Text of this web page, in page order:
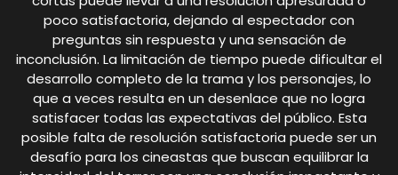
poco satisfactoria, dejando al espectador con
preguntas sin respuesta y una sensación de
inconclusión. La limitación de tiempo puede dificultar el
desarrollo completo de la trama y los personajes, lo
que a veces resulta en un desenlace que no logra
satisfacer todas las expectativas del público. Esta
posible falta de resolución satisfactoria puede ser un
desafío para los cineastas que buscan equilibrar la